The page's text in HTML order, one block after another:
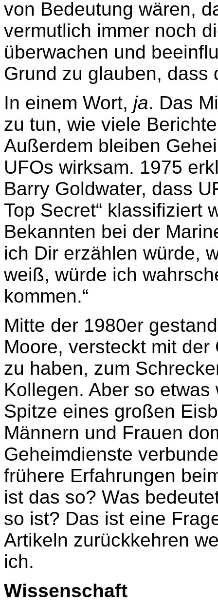
von Bedeutung wären,
vermutlich immer noch
überwachen und
Grund zu glauben, dass
In einem Wort, ja. Das
zu tun, wie viele
Außerdem bleiben
UFOs wirksam. 1975
Barry Goldwater, dass
Top Secret“ klassifiziert
Bekannten bei der
ich Dir erzählen würde,
weiß, würde ich
kommen.“
Mitte der 1980er
Moore, versteckt mit
zu haben, zum
Kollegen. Aber so
Spitze eines großen
Männern und Frauen
Geheimdienste
frühere Erfahrungen
ist das so? Was
so ist? Das ist eine
Artikeln zurückkehren
ich.
Wissenschaft